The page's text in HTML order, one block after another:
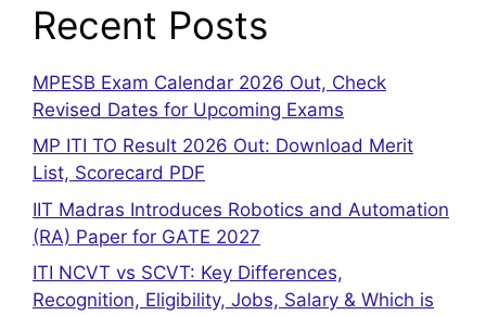
Recent Posts
MPESB Exam Calendar 2026 Out, Check
Revised Dates for Upcoming Exams
MP ITI TO Result 2026 Out: Download Merit
List, Scorecard PDF
IIT Madras Introduces Robotics and Automation
(RA) Paper for GATE 2027
ITI NCVT vs SCVT: Key Differences,
Recognition, Eligibility, Jobs, Salary & Which is